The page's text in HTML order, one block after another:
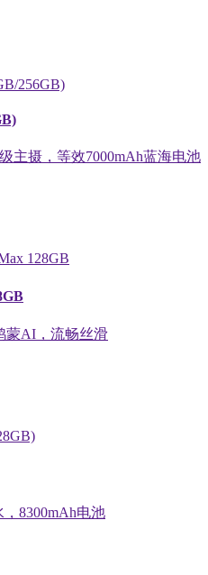
主摄，等效7000mAh蓝海电池
蒙AI，流畅丝滑
8300mAh电池